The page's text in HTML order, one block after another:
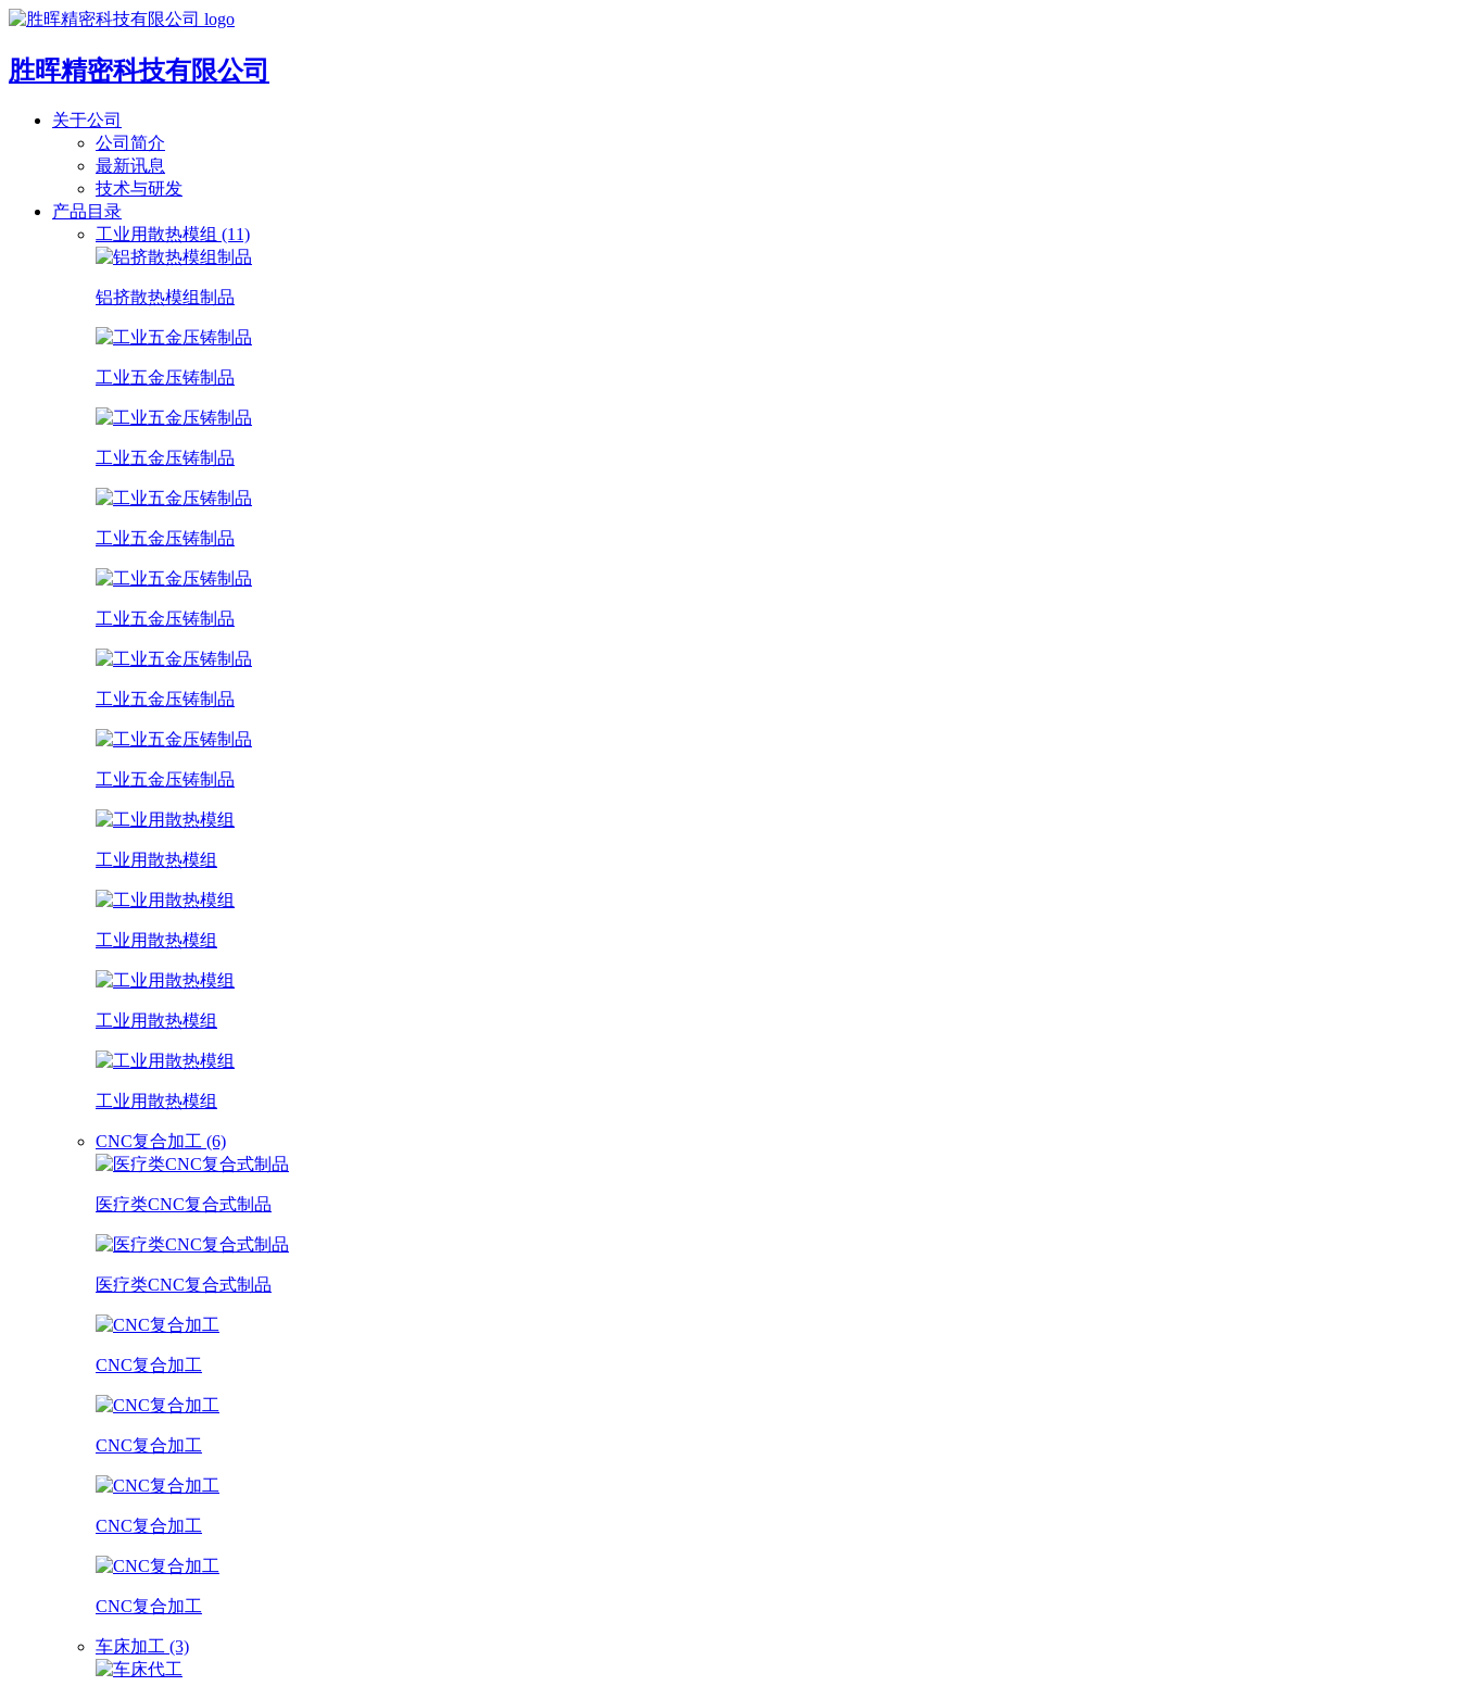
胜晖精密科技有限公司
关于公司
公司简介
最新讯息
技术与研发
产品目录
工业用散热模组 (11)
铝挤散热模组制品
工业五金压铸制品
工业五金压铸制品
工业五金压铸制品
工业五金压铸制品
工业五金压铸制品
工业五金压铸制品
工业用散热模组
工业用散热模组
工业用散热模组
工业用散热模组
CNC复合加工 (6)
医疗类CNC复合式制品
医疗类CNC复合式制品
CNC复合加工
CNC复合加工
CNC复合加工
CNC复合加工
车床加工 (3)